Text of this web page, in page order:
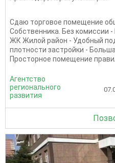
Сдаю торговое помещение
Собственника. Без комиссии
ЖК Жилой район - Удобный
плотности застройки -
Просторное помещение
Агентство
регионального
развития